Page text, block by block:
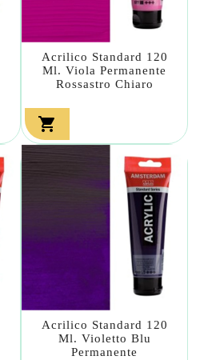
Acrilico Standard 120
Ml. Viola Permanente
Rossastro Chiaro

Acrilico Standard 120
Ml. Violetto Blu
Permanente